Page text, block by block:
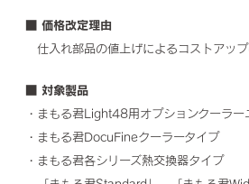
■ 価格改定理由
仕入れ部品の値上げによるコストアッ
■ 対象製品
・まもる君Light48用オプションクーラー
・まもる君DocuFineクーラータイプ
・まもる君各シリーズ熱交換器タイプ